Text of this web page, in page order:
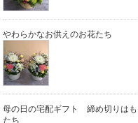
やわらかなお供えのお花たち
母の日の宅配ギフト 締め切りは
たち